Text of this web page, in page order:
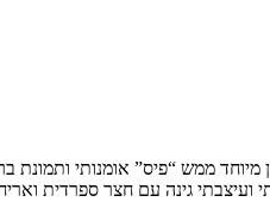
ממש “פיס” אומנותי
ועיצבתי גינה עם חצר ספרדית